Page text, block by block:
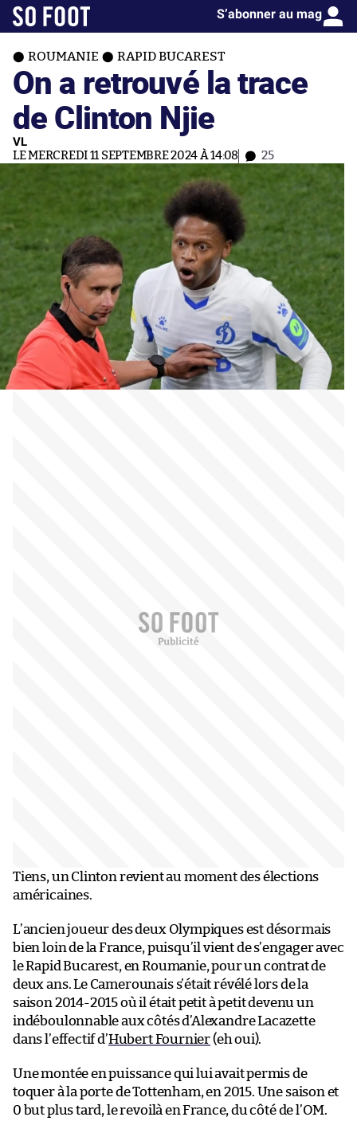
S’abonner au mag
ROUMANIE RAPID BUCAREST
On a retrouvé la trace
de Clinton Njie
VL
LE MERCREDI 11 SEPTEMBRE 2024 À 14:08 25
Tiens, un Clinton revient au moment des élections
américaines.
L’ancien joueur des deux Olympiques est désormais
bien loin de la France, puisqu’il vient de s’engager avec
le Rapid Bucarest, en Roumanie, pour un contrat de
deux ans. Le Camerounais s’était révélé lors de la
saison 2014-2015 où il était petit à petit devenu un
indéboulonnable aux côtés d’Alexandre Lacazette
dans l’effectif d’Hubert Fournier(eh oui).
Une montée en puissance qui lui avait permis de
toquer à la porte de Tottenham, en 2015. Une saison et
0 but plus tard, le revoilà en France, du côté de l’OM.